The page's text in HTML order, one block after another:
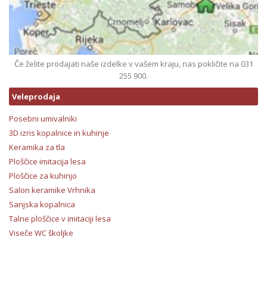
Če želite prodajati naše izdelke v vašem kraju, nas pokličite na 031
255 900.
Veleprodaja
Posebni umivalniki
3D izris kopalnice in kuhinje
Keramika za tla
Ploščice imitacija lesa
Ploščice za kuhinjo
Salon keramike Vrhnika
Sanjska kopalnica
Talne ploščice v imitaciji lesa
Viseče WC školjke